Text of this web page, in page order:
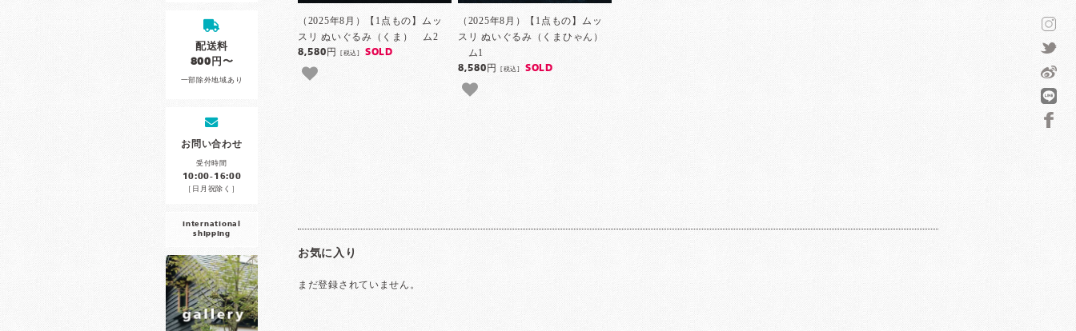
配送料
800円〜
一部除外地域あり
お問い合わせ
受付時間
10:00-16:00
［日月祝除く］
international
shipping
（2025年8月）【1点もの】ムッ
スリ ぬいぐるみ（くま） ム2
8,580円[税込] SOLD
（2025年8月）【1点もの】ムッ
スリ ぬいぐるみ（くまひゃん）
ム1
8,580円[税込] SOLD
お気に入り
まだ登録されていません。